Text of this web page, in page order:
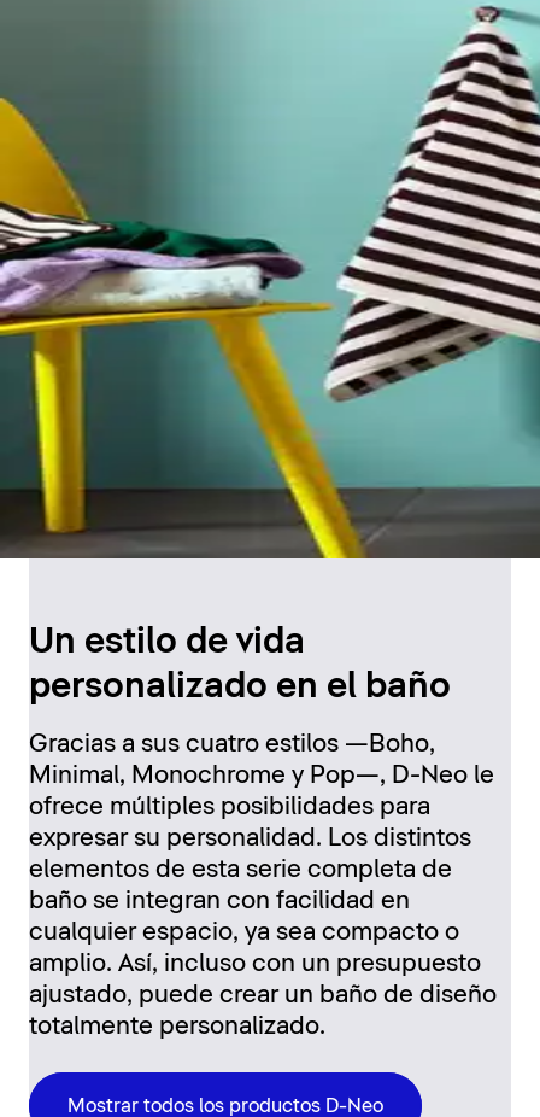
Un estilo de vida
personalizado en el baño
Gracias a sus cuatro estilos —Boho,
Minimal, Monochrome y Pop—, D-Neo le
ofrece múltiples posibilidades para
expresar su personalidad. Los distintos
elementos de esta serie completa de
baño se integran con facilidad en
cualquier espacio, ya sea compacto o
amplio. Así, incluso con un presupuesto
ajustado, puede crear un baño de diseño
totalmente personalizado.
Mostrar todos los productos D-Neo